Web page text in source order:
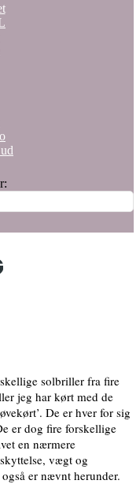
solbriller fra fire
jeg har kørt med de
De er hver for sig
er dog fire forskellige
en nærmere
vægt og
er nævnt herunder.